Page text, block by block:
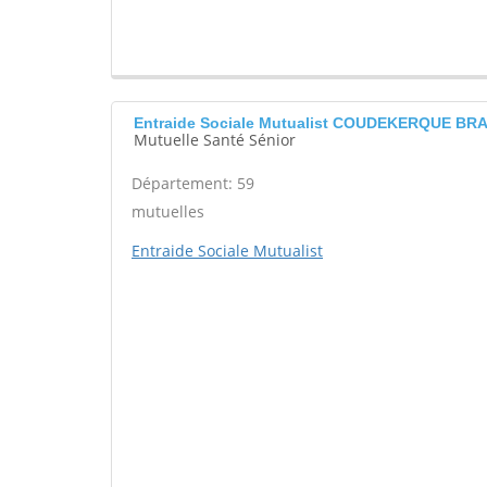
Entraide Sociale Mutualist COUDEKERQUE
Mutuelle Santé Sénior
Département: 59
mutuelles
Entraide Sociale Mutualist